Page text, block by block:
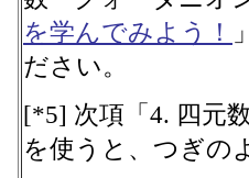
を学んでみよう！
ださい。
[*5] 次項「4. 四元
を使うと、つぎの